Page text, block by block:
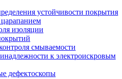
устойчивости покрытия
изоляции
смываемости
к электроискровым
дефектоскопы